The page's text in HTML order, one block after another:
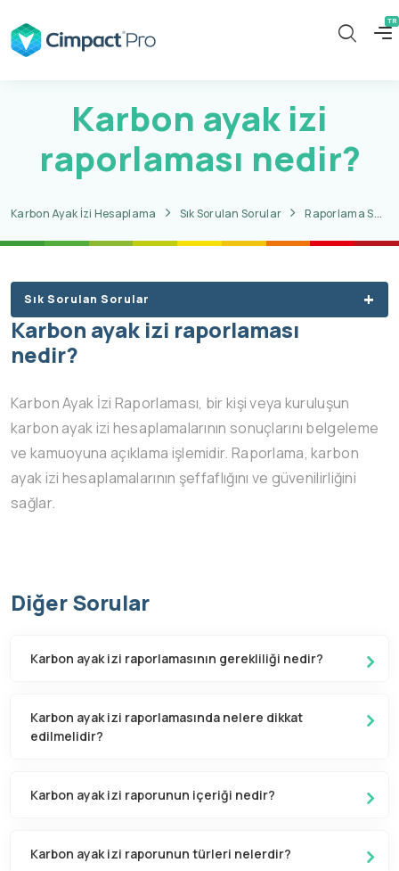
Karbon ayak izi
raporlaması nedir?
Karbon Ayak İzi Hesaplama Sık Sorulan Sorular Raporlama Süreci İle İlgili Sorular
Sık Sorulan Sorular
Karbon ayak izi raporlaması
nedir?
Karbon Ayak İzi Raporlaması, bir kişi veya kuruluşun
karbon ayak izi hesaplamalarının sonuçlarını belgeleme
ve kamuoyuna açıklama işlemidir. Raporlama, karbon
ayak izi hesaplamalarının şeffaflığını ve güvenilirliğini
sağlar.
Diğer Sorular
Karbon ayak izi raporlamasının gerekliliği nedir?
Karbon ayak izi raporlamasında nelere dikkat
edilmelidir?
Karbon ayak izi raporunun içeriği nedir?
Karbon ayak izi raporunun türleri nelerdir?